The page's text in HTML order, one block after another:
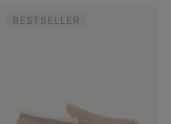
BESTSELLER